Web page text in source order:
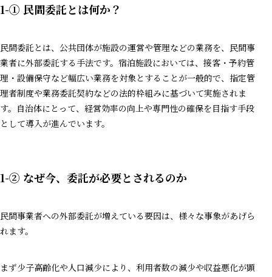
1-① 民間委託とは何か？
民間委託とは、公共団体が施設の運営や管理などの業務を、民間事
業者に外部委託する手法です。宿泊施設においては、接客・予約管
理・設備保守など幅広い業務を対象とすることが一般的で、指定管
理者制度や業務委託契約などの法的枠組みに基づいて実施されま
す。自治体にとって、経営効率の向上や専門性の確保を目指す手段
として導入が進んでいます。
1-② なぜ今、委託が必要とされるのか
民間事業者への外部委託が増えている要因は、様々な事象があげら
れます。
まず少子高齢化や人口減少により、利用者数の減少や収益悪化が顕